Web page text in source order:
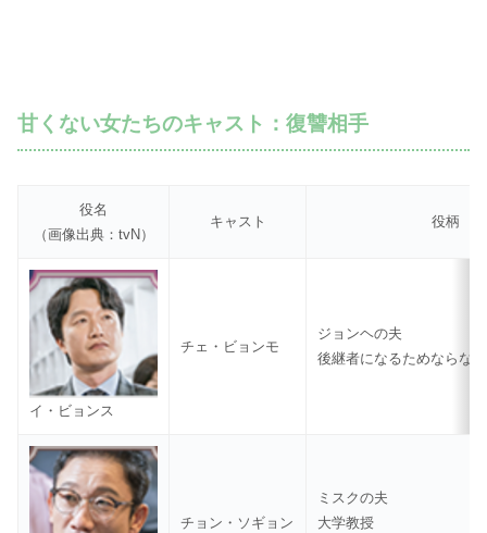
甘くない女たちのキャスト：復讐相手
役名
（画像出典：tvN）
キャスト 役柄
イ・ビョンス
チェ・ビョンモ
ジョンヘの夫
後継者になるためならな
チョン・ソギョン
ミスクの夫
大学教授